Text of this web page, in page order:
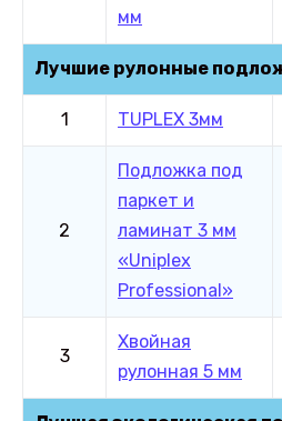
мм
Лучшие рулонные
1 TUPLEX 3мм
2
Подложка под
паркет и
ламинат 3 мм
«Uniplex
Professional»
3
Хвойная
рулонная 5 мм